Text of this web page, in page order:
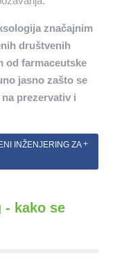
značajnim
društvenih
od farmaceutske
jasno zašto se
prezervativ i
INŽENJERING ZA
kako se